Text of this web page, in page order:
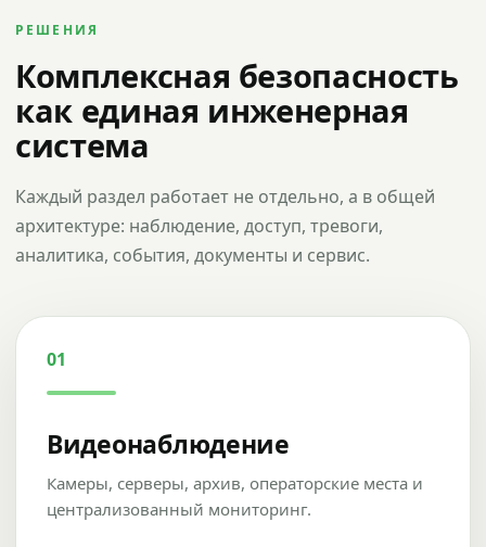
РЕШЕНИЯ
Комплексная безопасность
как единая инженерная
система
Каждый раздел работает не отдельно, а в общей
архитектуре: наблюдение, доступ, тревоги,
аналитика, события, документы и сервис.
01
Видеонаблюдение
Камеры, серверы, архив, операторские места и
централизованный мониторинг.